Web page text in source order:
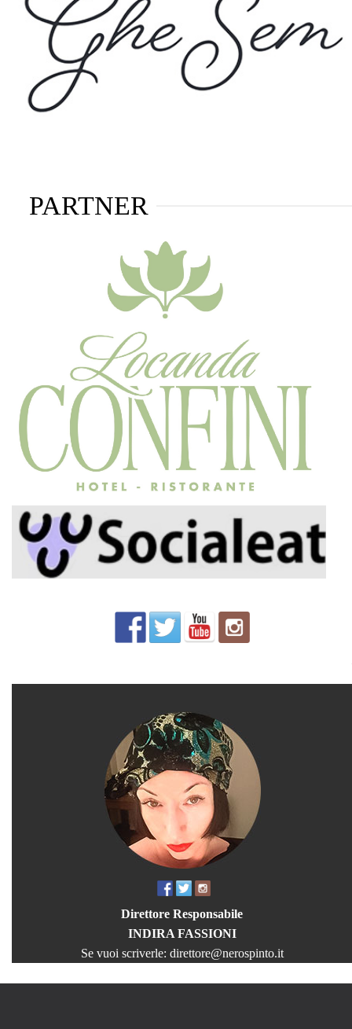
PARTNER
Direttore Responsabile
INDIRA FASSIONI
Se vuoi scriverle: direttore@nerospinto.it